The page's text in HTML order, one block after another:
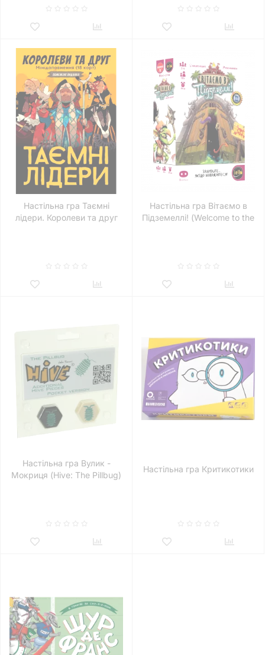
Настільна гра Таємні
лідери. Королеви та друг
Настільна гра Вітаємо в
Підземеллі! (Welcome to the
Настільна гра Вулик -
Мокриця (Hive: The Pillbug)
Настільна гра Критикотики